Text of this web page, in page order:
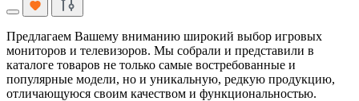
Предлагаем Вашему вниманию широкий выбор игровых
мониторов и телевизоров. Мы собрали и представили в
каталоге товаров не только самые востребованные и
популярные модели, но и уникальную, редкую продукцию,
отличающуюся своим качеством и функциональностью.